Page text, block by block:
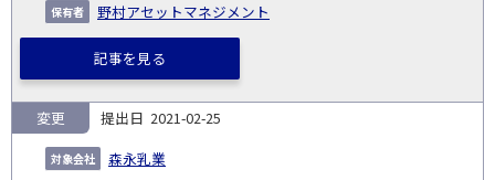
野村アセットマネジメント
記事を見る
2021-02-25
森永乳業
変更